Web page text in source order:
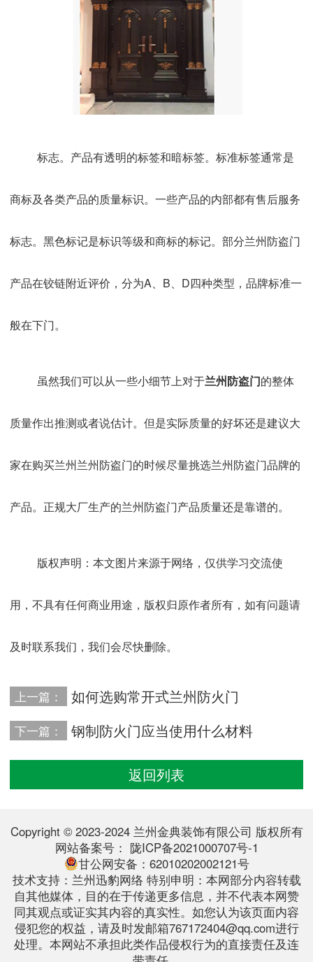
标志。产品有透明的标签和暗标签。标准标签通常是
商标及各类产品的质量标识。一些产品的内部都有售后服务
标志。黑色标记是标识等级和商标的标记。部分兰州防盗门
产品在铰链附近评价，分为A、B、D四种类型，品牌标准一
般在下门。
虽然我们可以从一些小细节上对于兰州防盗门的整体
质量作出推测或者说估计。但是实际质量的好坏还是建议大
家在购买兰州兰州防盗门的时候尽量挑选兰州防盗门品牌的
产品。正规大厂生产的兰州防盗门产品质量还是靠谱的。
版权声明：本文图片来源于网络，仅供学习交流使
用，不具有任何商业用途，版权归原作者所有，如有问题请
及时联系我们，我们会尽快删除。
上一篇： 如何选购常开式兰州防火门
下一篇： 钢制防火门应当使用什么材料
返回列表
Copyright © 2023-2024 兰州金典装饰有限公司 版权所有
网站备案号： 陇ICP备2021000707号-1
甘公网安备：62010202002121号
技术支持： 兰州迅豹网络 特别申明：本网部分内容转载
自其他媒体，目的在于传递更多信息，并不代表本网赞
同其观点或证实其内容的真实性。如您认为该页面内容
侵犯您的权益，请及时发邮箱767172404@qq.com进行
处理。本网站不承担此类作品侵权行为的直接责任及连